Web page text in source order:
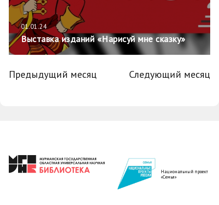
01.01.24
Выставка изданий «Нарисуй мне сказку»
Предыдущий месяц Следующий месяц
Национальный проект
«Семья»